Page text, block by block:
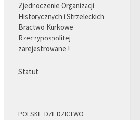
Zjednoczenie Organizacji
Historycznych i Strzeleckich
Bractwo Kurkowe
Rzeczypospolitej
zarejestrowane !
Statut
POLSKIE DZIEDZICTWO